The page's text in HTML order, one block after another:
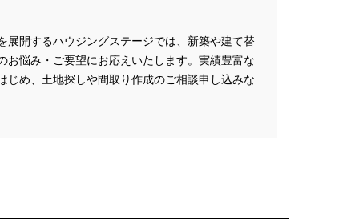
展開するハウジングステージでは、新築や建て替
お悩み・ご要望にお応えいたします。実績豊富な
め、土地探しや間取り作成のご相談申し込みな